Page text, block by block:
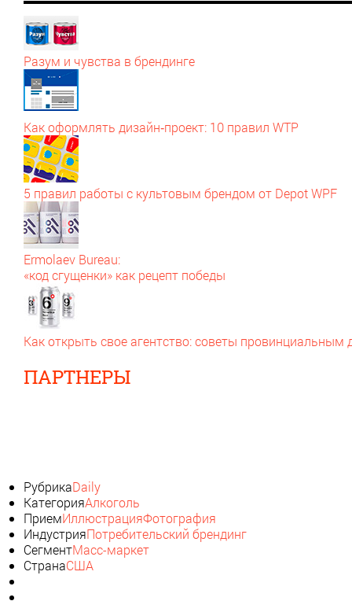
Разум и чувства в брендинге
Как оформлять дизайн‑проект: 10 правил WTP
5 правил работы с культовым брендом от Depot WPF
Ermolaev Bureau:
«код сгущенки» как рецепт победы
Как открыть свое агентство: советы провинциальным
ПАРТНЕРЫ
РубрикаDaily
КатегорияАлкоголь
ПриемИллюстрацияФотография
ИндустрияПотребительский брендинг
СегментМасс-маркет
СтранаСША